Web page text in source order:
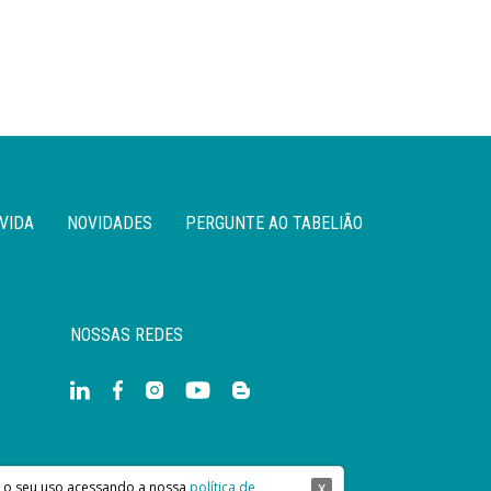
NOVIDADES PERGUNTE AO TABELIÃO
NOSSAS REDES
seu uso acessando a nossapolítica de